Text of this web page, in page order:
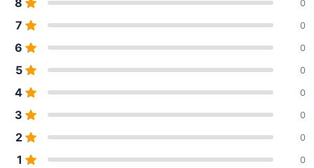
8 0
7 0
6 0
5 0
4 0
3 0
2 0
1 0